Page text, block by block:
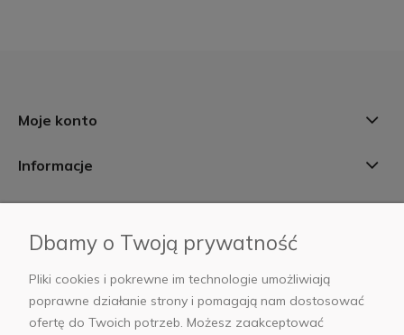
Moje konto
Informacje
AB Foto
Dbamy o Twoją prywatność
Pliki cookies i pokrewne im technologie umożliwiają
poprawne działanie strony i pomagają nam dostosować
ofertę do Twoich potrzeb. Możesz zaakceptować